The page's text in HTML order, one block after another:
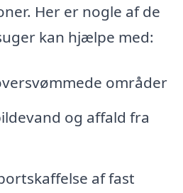
Her er nogle af de
kan hjælpe med:
områder
og affald fra
af fast